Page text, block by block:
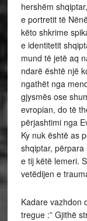
hershëm
e portretit të
këto shkrime
e identitetit
mund të jetë aq
ndarë është një
ngathët nga
gjysmës ose
evropian, do të
përjashtimi nga
Ky nuk është as
shqiptar,
e tij këtë lemeri.
vetëdijen e
Kadare vazhdon
tregue :” Gjithë